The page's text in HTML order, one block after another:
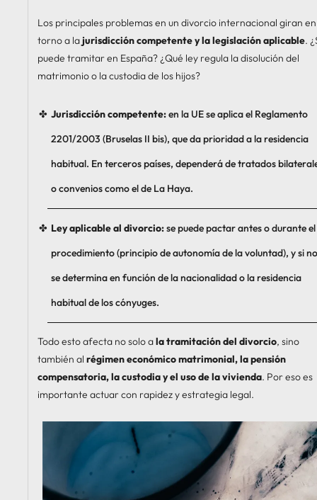
Los principales problemas en un divorcio internacional giran en
torno a la jurisdicción competente y la legislación aplicable.
puede tramitar en España? ¿Qué ley regula la disolución del
matrimonio o la custodia de los hijos?
Jurisdicción competente:en la UE se aplica el Reglamento
2201/2003 (Bruselas II bis), que da prioridad a la residencia
habitual. En terceros países, dependerá de tratados
o convenios como el de La Haya.
Ley aplicable al divorcio:se puede pactar antes o durante el
procedimiento (principio de autonomía de la voluntad), y si
se determina en función de la nacionalidad o la residencia
habitual de los cónyuges.
Todo esto afecta no solo ala tramitación del divorcio, sino
también al régimen económico matrimonial, la pensión
compensatoria, la custodia y el uso de la vivienda. Por eso es
importante actuar con rapidez y estrategia legal.